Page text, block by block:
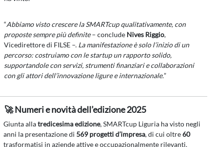
“Abbiamo visto crescere la SMARTcup qualitativamente, con
proposte sempre più definite– conclude Nives Riggio,
Vicedirettore di FILSE –. La manifestazione è solo l’inizio di un
percorso: costruiamo con le startup un rapporto solido,
supportandole con servizi, strumenti finanziari e collaborazioni
con gli attori dell’innovazione ligure e internazionale.”
🚀 Numeri e novità dell’edizione 2025
Giunta allatredicesima edizione, SMARTcup Liguria ha visto negli
anni la presentazione di 569 progetti d’impresa, di cui oltre60
trasformatisi in aziende attive e occupazionalmente rilevanti.